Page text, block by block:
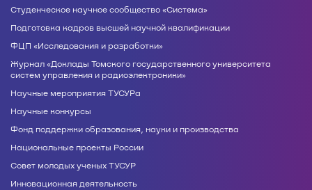
Студенческое научное сообщество «Система»
Подготовка кадров высшей научной квалификации
ФЦП «Исследования и разработки»
Журнал «Доклады Томского государственного университета
систем управления и радиоэлектроники»
Научные мероприятия ТУСУРа
Научные конкурсы
Фонд поддержки образования, науки и производства
Национальные проекты России
Совет молодых ученых ТУСУР
Инновационная деятельность